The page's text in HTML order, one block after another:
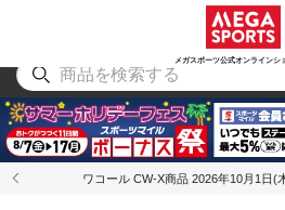
メガスポーツ公式オンラインシ
アウトドア
ワコール CW-X商品 2026年10月1日(